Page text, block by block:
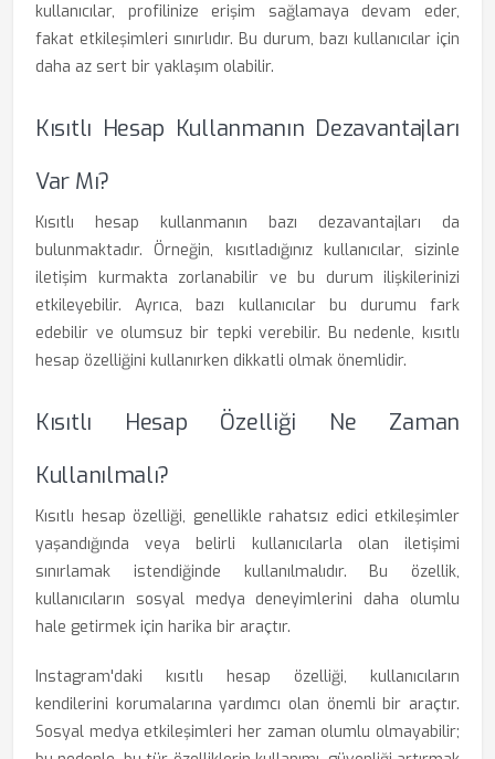
kullanıcılar, profilinize erişim sağlamaya devam eder,
fakat etkileşimleri sınırlıdır. Bu durum, bazı kullanıcılar için
daha az sert bir yaklaşım olabilir.
Kısıtlı Hesap Kullanmanın Dezavantajları
Var Mı?
Kısıtlı hesap kullanmanın bazı dezavantajları da
bulunmaktadır. Örneğin, kısıtladığınız kullanıcılar, sizinle
iletişim kurmakta zorlanabilir ve bu durum ilişkilerinizi
etkileyebilir. Ayrıca, bazı kullanıcılar bu durumu fark
edebilir ve olumsuz bir tepki verebilir. Bu nedenle, kısıtlı
hesap özelliğini kullanırken dikkatli olmak önemlidir.
Kısıtlı Hesap Özelliği Ne Zaman
Kullanılmalı?
Kısıtlı hesap özelliği, genellikle rahatsız edici etkileşimler
yaşandığında veya belirli kullanıcılarla olan iletişimi
sınırlamak istendiğinde kullanılmalıdır. Bu özellik,
kullanıcıların sosyal medya deneyimlerini daha olumlu
hale getirmek için harika bir araçtır.
Instagram'daki kısıtlı hesap özelliği, kullanıcıların
kendilerini korumalarına yardımcı olan önemli bir araçtır.
Sosyal medya etkileşimleri her zaman olumlu olmayabilir;